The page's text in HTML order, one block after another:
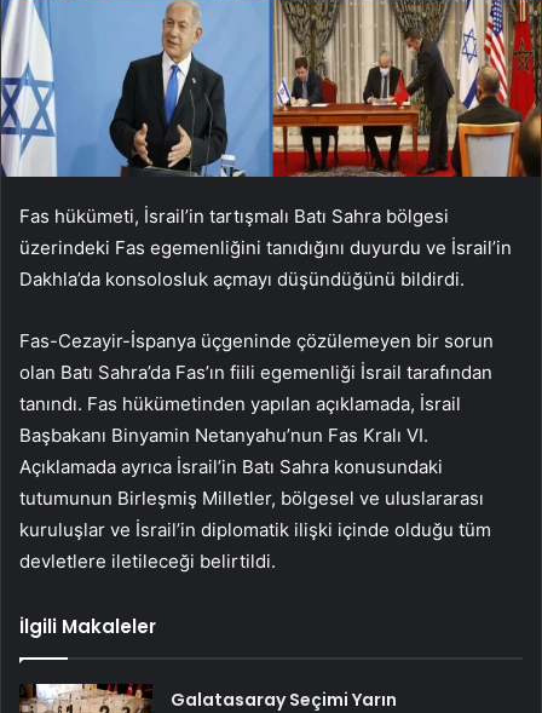
Fas hükümeti, İsrail’in tartışmalı Batı Sahra bölgesi
üzerindeki Fas egemenliğini tanıdığını duyurdu ve İsrail’in
Dakhla’da konsolosluk açmayı düşündüğünü bildirdi.
Fas-Cezayir-İspanya üçgeninde çözülemeyen bir sorun
olan Batı Sahra’da Fas’ın fiili egemenliği İsrail tarafından
tanındı. Fas hükümetinden yapılan açıklamada, İsrail
Başbakanı Binyamin Netanyahu’nun Fas Kralı VI.
Açıklamada ayrıca İsrail’in Batı Sahra konusundaki
tutumunun Birleşmiş Milletler, bölgesel ve uluslararası
kuruluşlar ve İsrail’in diplomatik ilişki içinde olduğu tüm
devletlere iletileceği belirtildi.
İlgili Makaleler
Galatasaray Seçimi Yarın